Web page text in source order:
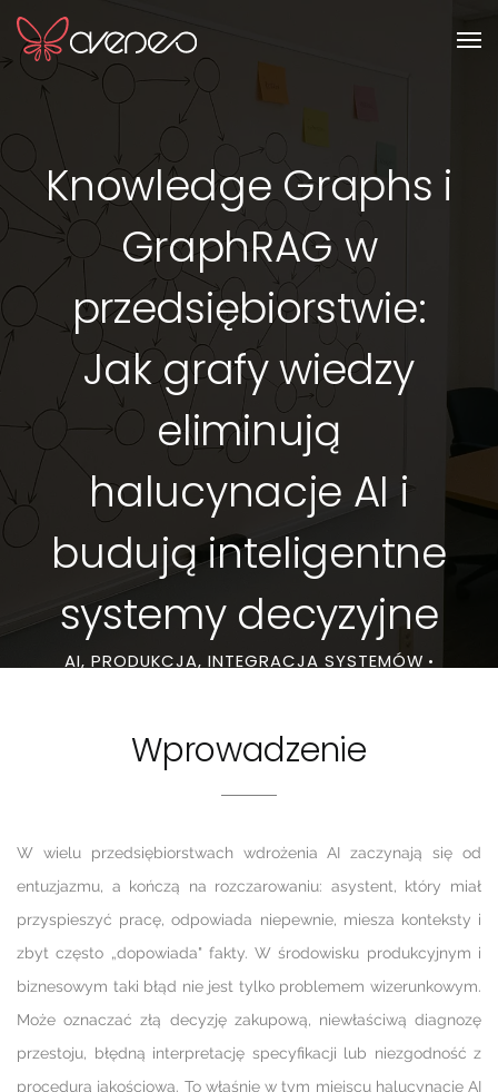
Knowledge Graphs i
GraphRAG w
przedsiębiorstwie:
Jak grafy wiedzy
eliminują
halucynacje AI i
budują inteligentne
systemy decyzyjne
AI, PRODUKCJA, INTEGRACJA SYSTEMÓW •
Wprowadzenie
W wielu przedsiębiorstwach wdrożenia AI zaczynają się od
entuzjazmu, a kończą na rozczarowaniu: asystent, który miał
przyspieszyć pracę, odpowiada niepewnie, miesza konteksty i
zbyt często „dopowiada" fakty. W środowisku produkcyjnym i
biznesowym taki błąd nie jest tylko problemem wizerunkowym.
Może oznaczać złą decyzję zakupową, niewłaściwą diagnozę
przestoju, błędną interpretację specyfikacji lub niezgodność z
procedurą jakościową. To właśnie w tym miejscu halucynacje AI